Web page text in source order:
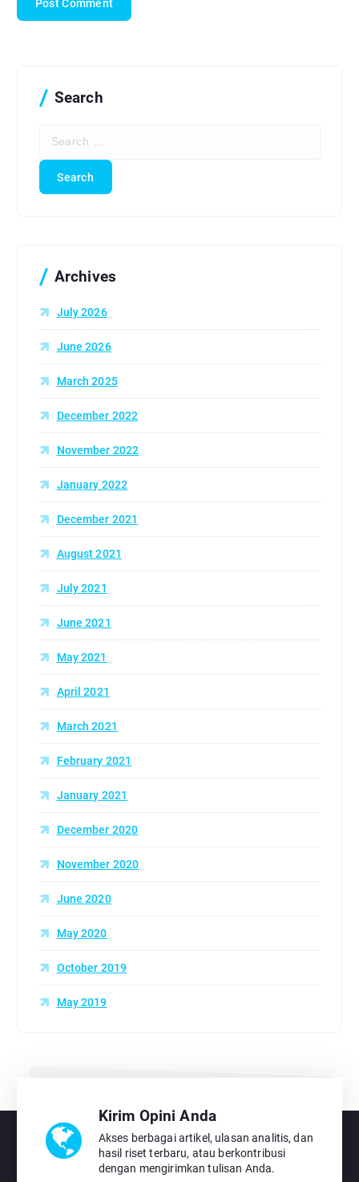
Search
a
Archives
July 2026
June 2026
March 2025
December 2022
November 2022
January 2022
December 2021
August 2021
July 2021
June 2021
May 2021
April 2021
March 2021
February 2021
January 2021
December 2020
November 2020
June 2020
May 2020
October 2019
May 2019
Kirim Opini Anda
Akses berbagai artikel, ulasan analitis, dan
hasil riset terbaru, atau berkontribusi
dengan mengirimkan tulisan Anda.